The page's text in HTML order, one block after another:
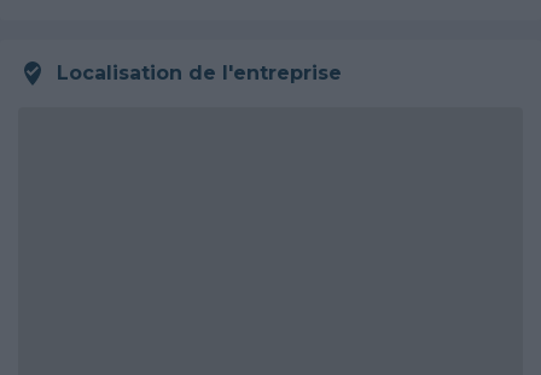
Localisation de l'entreprise